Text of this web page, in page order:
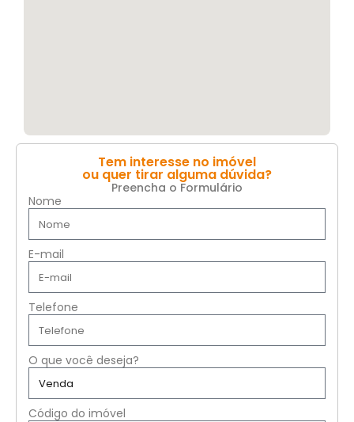
Tem interesse no imóvel
ou quer tirar alguma dúvida?
Preencha o Formulário
Nome
E-mail
Telefone
O que você deseja?
Código do imóvel